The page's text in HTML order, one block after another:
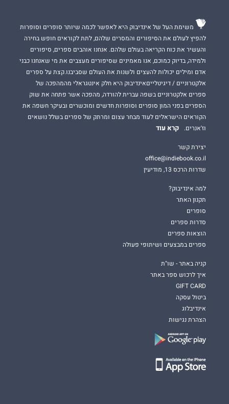
משימת העל של אינדיבוק היא לאפשר לכמה שיותר סופרים וסופרות
להפיץ לעולם את הסיפורים והמסרים שלהם, לתת לקוראים חופש בחירה
והעשיר את כוח הקריאה בעולם שלהם. אנחנו אוהבים ספרים, סיפורים
ולמידה, בדיוק כמוכם, אנו מאמינים שסיפורים מעצבים את מי שאנחנו כבני
אדם ומילים יכולות להעצים ולשנות את העולם שסביבנו.קצת על ספרים
אלקטרוניים / דיגיטלייםאינדיבוק היא חלק אינטגראלי מהמהפכה של
ספרים אלקטרוניים בשפה עברית להורדה, מהפכה אשר פתחה את שוק
הספרים בפני המון סופרים וסופרות חדשים ומוכשרים ובעיקר חשפה את
הקוראים הישראלים לעוד מבחר עצום ומרתק של ספרים בשלל נושאים
וז'אנרים.
קרא עוד
יצירת קשר
office@indiebook.co.il
שדרות הרכס 13, מודיעין
למה אינדיבוק?
תקנון האתר
סופרים
סדרות ספרים
הוצאות ספרים
ספרים במבצעים ושיתופי פעולה
קניה באתר - שו"ת
איך לרכוש ספר באתר
GIFT CARD
ביטול עסקה
אינדיבלוג
הצהרת נגישות